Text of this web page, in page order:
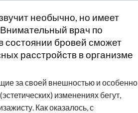
необычно, но имеет
врач по
бровей сможет
расстройств в организме
за своей внешностью и особенно
изменениях бегут,
Как оказалось, с